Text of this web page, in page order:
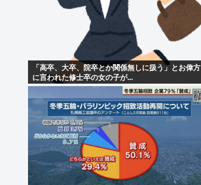
「高卒、大卒、院卒とか関係無しに扱う」とお偉方
に言われた修士卒の女の子が...